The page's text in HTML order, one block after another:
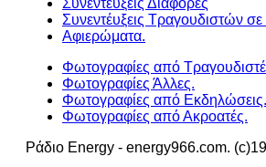
Συνεντεύξεις Διάφορες
Συνεντέυξεις Τραγουδιστών
Αφιερώματα.
Φωτογραφίες από
Φωτογραφίες Άλλες.
Φωτογραφίες από Εκδηλώσεις.
Φωτογραφίες από Ακροατές.
Ράδιο Energy - energy966.com.